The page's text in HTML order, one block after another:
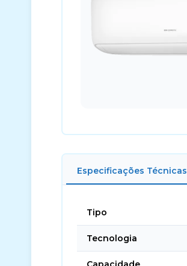
Especificações Técnicas
Tipo
Tecnologia